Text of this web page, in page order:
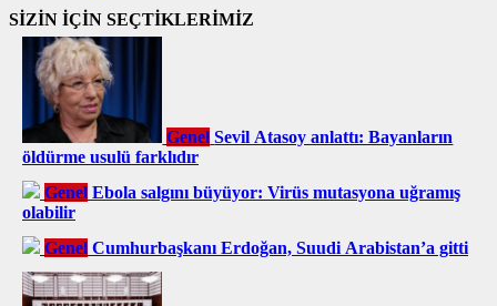
SİZİN İÇİN SEÇTİKLERİMİZ
Genel Sevil Atasoy anlattı: Bayanların
öldürme usulü farklıdır
Genel Ebola salgını büyüyor: Virüs mutasyona uğramış
olabilir
Genel Cumhurbaşkanı Erdoğan, Suudi Arabistan’a gitti